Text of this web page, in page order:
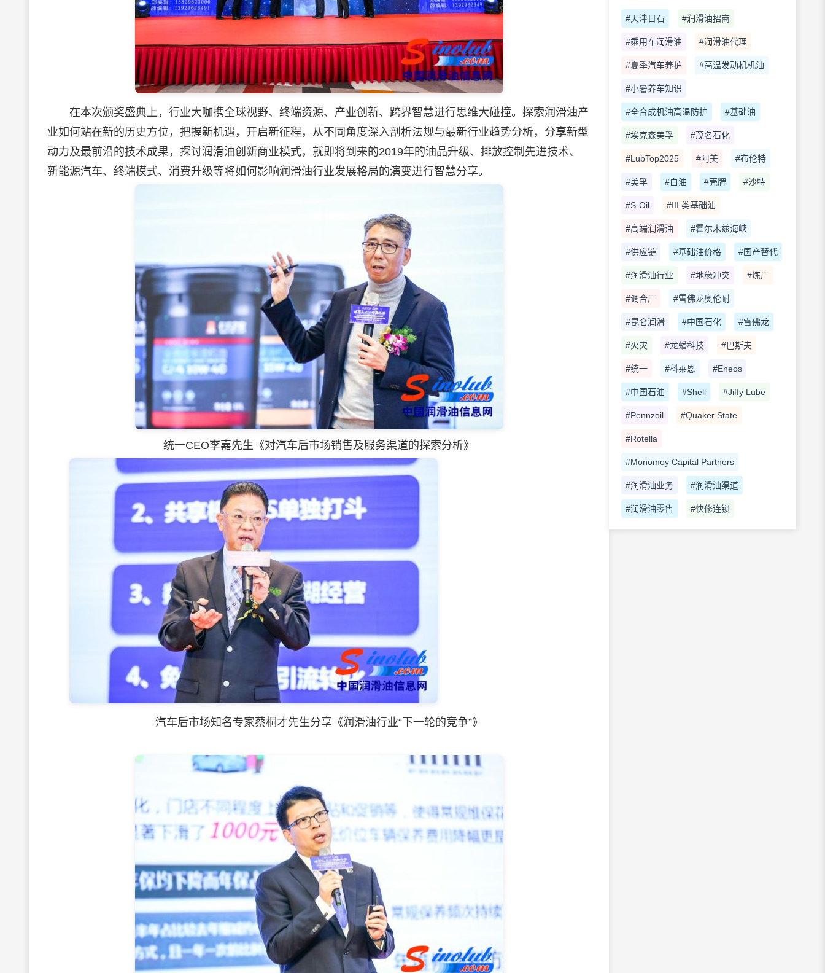
在本次颁奖盛典上，行业大咖携全球视野、终端资源、产业创新、跨界智慧进行思维大碰撞。探索润滑油产
业如何站在新的历史方位，把握新机遇，开启新征程，从不同角度深入剖析法规与最新行业趋势分析，分享新型
动力及最前沿的技术成果，探讨润滑油创新商业模式，就即将到来的2019年的油品升级、排放控制先进技术、
新能源汽车、终端模式、消费升级等将如何影响润滑油行业发展格局的演变进行智慧分享。
统一CEO李嘉先生《对汽车后市场销售及服务渠道的探索分析》
汽车后市场知名专家蔡桐才先生分享《润滑油行业“下一轮的竞争”》
#天津日石 #润滑油招商
#乘用车润滑油 #润滑油代理
#夏季汽车养护 #高温发动机机油
#小暑养车知识
#全合成机油高温防护 #基础油
#埃克森美孚 #茂名石化
#LubTop2025 #阿美 #布伦特
#美孚 #白油 #壳牌 #沙特
#S-Oil #III 类基础油
#高端润滑油 #霍尔木兹海峡
#供应链 #基础油价格 #国产替代
#润滑油行业 #地缘冲突 #炼厂
#调合厂 #雪佛龙奥伦耐
#昆仑润滑 #中国石化 #雪佛龙
#火灾 #龙蟠科技 #巴斯夫
#统一 #科莱恩 #Eneos
#中国石油 #Shell #Jiffy Lube
#Pennzoil #Quaker State
#Rotella
#Monomoy Capital Partners
#润滑油业务 #润滑油渠道
#润滑油零售 #快修连锁